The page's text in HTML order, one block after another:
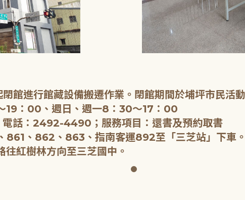
館進行館藏設備搬遷作業。閉館期間於埔坪市民活
19：00、週日、週一8：30～17：00
電話：2492-4490；服務項目：還書及預約取書
861、862、863、指南客運892至「三芝站」下車。
往紅樹林方向至三芝國中。